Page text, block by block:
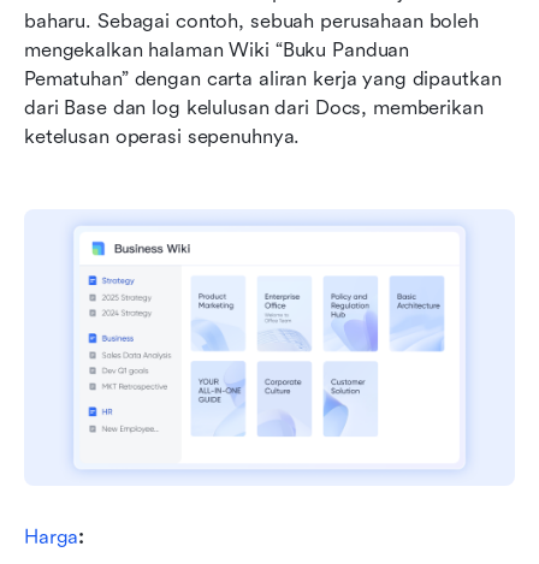
baharu. Sebagai contoh, sebuah perusahaan boleh
mengekalkan halaman Wiki “Buku Panduan
Pematuhan” dengan carta aliran kerja yang dipautkan
dari Base dan log kelulusan dari Docs, memberikan
ketelusan operasi sepenuhnya.
Harga: